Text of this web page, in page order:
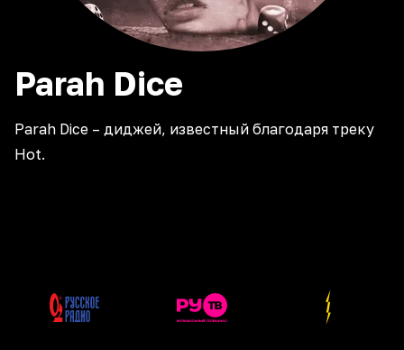
Parah Dice
Parah Dice – диджей, известный благодаря треку
Hot.